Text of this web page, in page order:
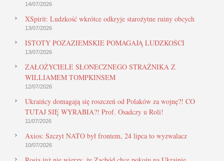
14/07/2026
XSpirit: Ludzkość wkrótce odkryje starożytne ruiny obcych
13/07/2026
ISTOTY POZAZIEMSKIE POMAGAJĄ LUDZKOŚCI
13/07/2026
ZAŁOŻYCIELE SŁONECZNEGO STRAŻNIKA Z
WILLIAMEM TOMPKINSEM
12/07/2026
Ukraińcy domagają się roszczeń od Polaków za wojnę?! CO
TUTAJ SIĘ WYRABIA?! Prof. Osadczy u Roli!
11/07/2026
Axios: Szczyt NATO był frontem, 24 lipca to wyzwalacz
10/07/2026